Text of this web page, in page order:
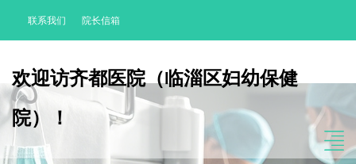
联系我们 院长信箱
欢迎访齐都医院（临淄区妇幼保健
院）！